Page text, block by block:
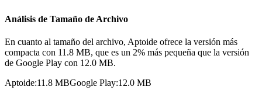
Análisis de Tamaño de Archivo
En cuanto al tamaño del archivo, Aptoide ofrece la versión más
compacta con 11.8 MB, que es un 2% más pequeña que la versión
de Google Play con 12.0 MB.
Aptoide:11.8 MBGoogle Play:12.0 MB